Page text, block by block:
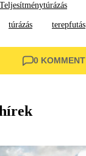
Teljesítménytúrázás
túrázás terepfutás
0 KOMMENT